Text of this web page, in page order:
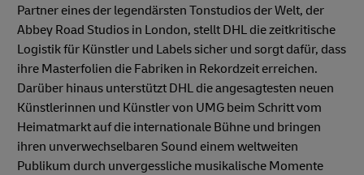
Partner eines der legendärsten Tonstudios der Welt, der
Abbey Road Studios in London, stellt DHL die zeitkritische
Logistik für Künstler und Labels sicher und sorgt dafür, dass
ihre Masterfolien die Fabriken in Rekordzeit erreichen.
Darüber hinaus unterstützt DHL die angesagtesten neuen
Künstlerinnen und Künstler von UMG beim Schritt vom
Heimatmarkt auf die internationale Bühne und bringen
ihren unverwechselbaren Sound einem weltweiten
Publikum durch unvergessliche musikalische Momente